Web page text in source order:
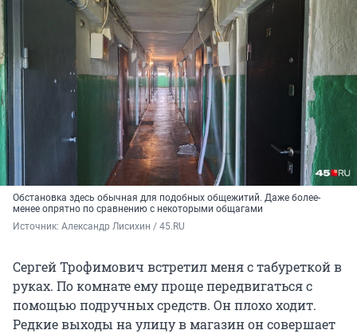
Обстановка здесь обычная для подобных общежитий. Даже более-
менее опрятно по сравнению с некоторыми общагами
Источник: Александр Лисихин / 45.RU
Сергей Трофимович встретил меня с табуреткой в
руках. По комнате ему проще передвигаться с
помощью подручных средств. Он плохо ходит.
Редкие выходы на улицу в магазин он совершает